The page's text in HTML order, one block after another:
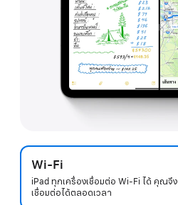
Wi-Fi
iPad ทุกเครื่องเชื่อมต่อ Wi-Fi ได้ คุณจึง
เชื่อมต่อได้ตลอดเวลา